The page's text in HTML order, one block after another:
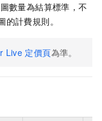
數量為結算標準，不
計費規則。
Live 定價頁為準。